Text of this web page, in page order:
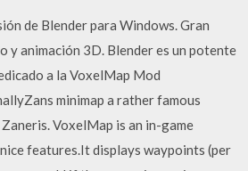
de Blender para Windows. Gran
y animación 3D. Blender es un potente
a la VoxelMap Mod
minimap a rather famous
VoxelMap is an in-game
features.It displays waypoints (per